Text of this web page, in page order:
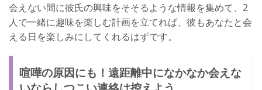
会えない間に彼氏の興味をそそるような情報を集めて、2
人で一緒に趣味を楽しむ計画を立てれば、彼もあなたと会
える日を楽しみにしてくれるはずです。
喧嘩の原因にも！遠距離中になかなか会えな